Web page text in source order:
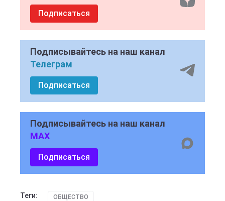
Подписаться
Подписывайтесь на наш канал
Телеграм
Подписаться
Подписывайтесь на наш канал
MAX
Подписаться
Теги: ОБЩЕСТВО